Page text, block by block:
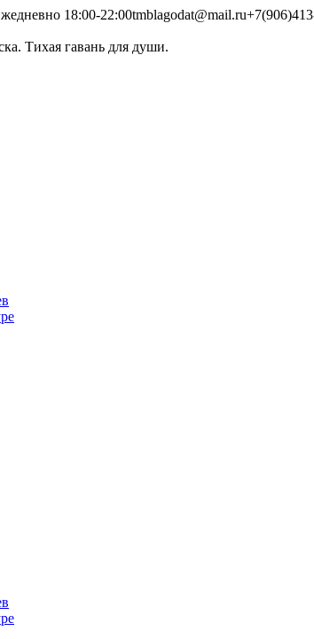
18:00-22:00tmblagodat@mail.ru
Тихая гавань для души.